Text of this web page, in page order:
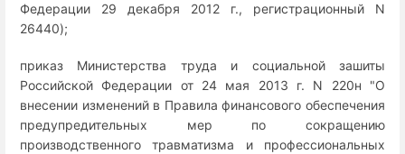
Федерации 29 декабря 2012 г., регистрационный N
26440);
приказ Министерства труда и социальной зашиты
Российской Федерации от 24 мая 2013 г. N 220н "О
внесении изменений в Правила финансового обеспечения
предупредительных мер по сокращению
производственного травматизма и профессиональных